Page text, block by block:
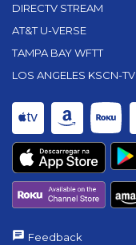
DIRECTV STREAM
AT&T U-VERSE
TAMPA BAY WFTT
LOS ANGELES KSCN-TV
Feedback